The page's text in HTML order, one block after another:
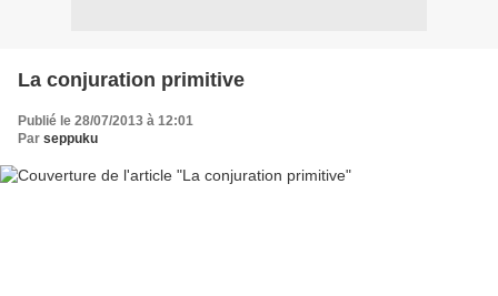
La conjuration primitive
Publié le 28/07/2013 à 12:01
Par seppuku